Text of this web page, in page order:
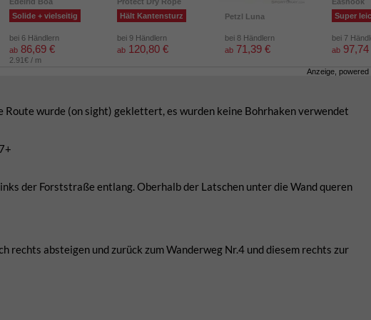
Solide + vielseitig
bei 6 Händlern
ab 86,69 €
2.91€ / m
Hält Kantensturz
bei 9 Händlern
ab 120,80 €
Petzl Luna
bei 8 Händlern
ab 71,39 €
Super
bei 7
ab 97,74
Anzeige, powered
Route wurde (on sight) geklettert, es wurden keine Bohrhaken verwendet
der Forststraße entlang. Oberhalb der Latschen unter die Wand queren
rechts absteigen und zurück zum Wanderweg Nr.4 und diesem rechts zur